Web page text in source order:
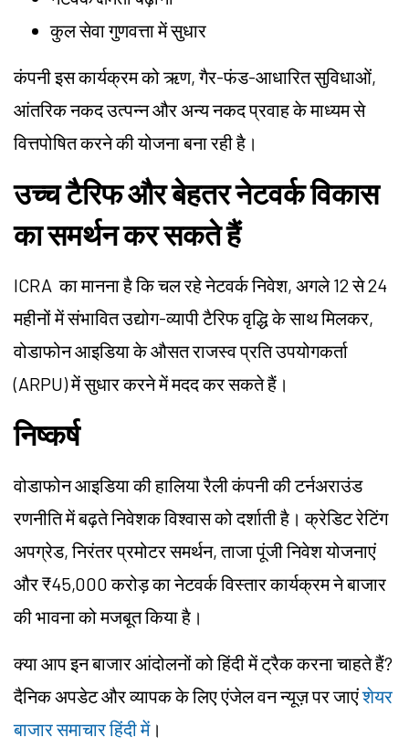
कुल सेवा गुणवत्ता में सुधार
कंपनी इस कार्यक्रम को ऋण, गैर-फंड-आधारित सुविधाओं,
आंतरिक नकद उत्पन्न और अन्य नकद प्रवाह के माध्यम से
वित्तपोषित करने की योजना बना रही है।
उच्च टैरिफ और बेहतर नेटवर्क विकास
का समर्थन कर सकते हैं
ICRA का मानना है कि चल रहे नेटवर्क निवेश, अगले 12 से 24
महीनों में संभावित उद्योग-व्यापी टैरिफ वृद्धि के साथ मिलकर,
वोडाफोन आइडिया के औसत राजस्व प्रति उपयोगकर्ता
(ARPU) में सुधार करने में मदद कर सकते हैं।
निष्कर्ष
वोडाफोन आइडिया की हालिया रैली कंपनी की टर्नअराउंड
रणनीति में बढ़ते निवेशक विश्वास को दर्शाती है। क्रेडिट रेटिंग
अपग्रेड, निरंतर प्रमोटर समर्थन, ताजा पूंजी निवेश योजनाएं
और ₹45,000 करोड़ का नेटवर्क विस्तार कार्यक्रम ने बाजार
की भावना को मजबूत किया है।
क्या आप इन बाजार आंदोलनों को हिंदी में ट्रैक करना चाहते हैं?
दैनिक अपडेट और व्यापक के लिए एंजेल वन न्यूज़ पर जाएंशेयर
बाजार समाचार हिंदी में।